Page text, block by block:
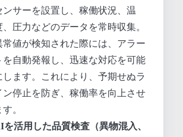
ンサーを設置し、稼働状況、温
、圧力などのデータを常時収集。
常値が検知された際には、アラー
を自動発報し、迅速な対応を可能
します。これにより、予期せぬラ
ン停止を防ぎ、稼働率を向上させ
す。
を活用した品質検査（異物混入、